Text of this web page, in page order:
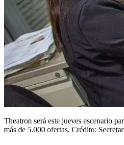
Theatron será este jueves escenario
más de 5.000 ofertas. Crédito: